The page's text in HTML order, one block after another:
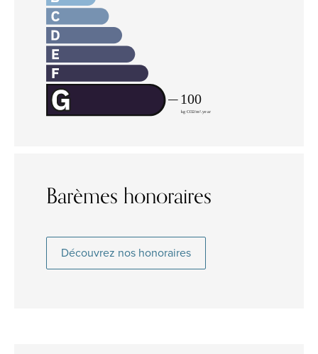
Barèmes honoraires
Découvrez nos honoraires